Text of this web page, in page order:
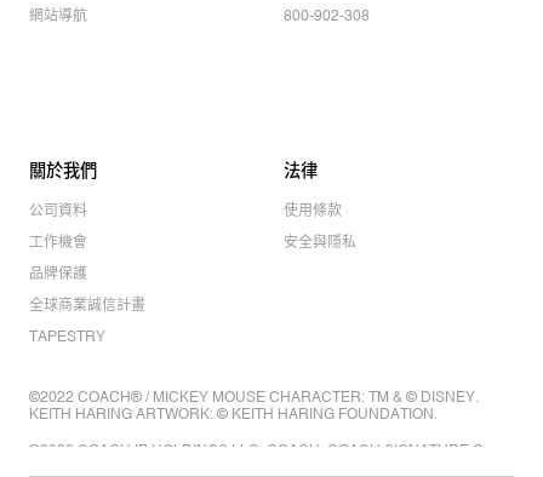
網站導航
800-902-308
關於我們
公司資料
工作機會
品牌保護
全球商業誠信計畫
TAPESTRY
法律
使用條款
安全與隱私
©2022 COACH® / MICKEY MOUSE CHARACTER: TM & © DISNEY.
KEITH HARING ARTWORK: © KEITH HARING FOUNDATION.
©2022 COACH IP HOLDINGS LLC. COACH, COACH SIGNATURE C